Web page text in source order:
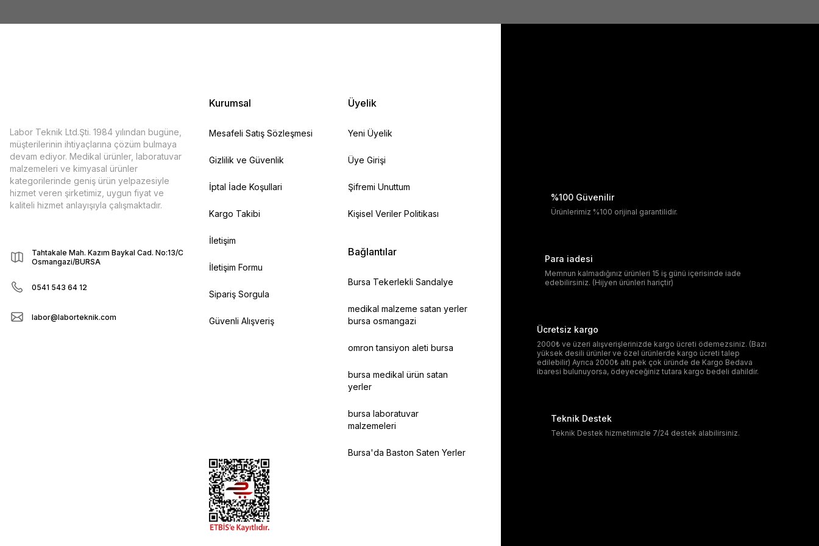
Labor Teknik Ltd.Şti. 1984 yılından bugüne,
müşterilerinin ihtiyaçlarına çözüm bulmaya
devam ediyor. Medikal ürünler, laboratuvar
malzemeleri ve kimyasal ürünler
kategorilerinde geniş ürün yelpazesiyle
hizmet veren şirketimiz, uygun fiyat ve
kaliteli hizmet anlayışıyla çalışmaktadır.
Tahtakale Mah. Kazım Baykal Cad. No:13/C
Osmangazi/BURSA
0541 543 64 12
labor@laborteknik.com
Kurumsal
Mesafeli Satış Sözleşmesi
Gizlilik ve Güvenlik
İptal İade Koşullari
Kargo Takibi
İletişim
İletişim Formu
Sipariş Sorgula
Güvenli Alışveriş
Üyelik
Yeni Üyelik
Üye Girişi
Şifremi Unuttum
Kişisel Veriler Politikası
Bağlantılar
Bursa Tekerlekli Sandalye
medikal malzeme satan yerler
bursa osmangazi
omron tansiyon aleti bursa
bursa medikal ürün satan
yerler
bursa laboratuvar
malzemeleri
Bursa'da Baston Saten Yerler
%100 Güvenilir
Ürünlerimiz %100 orijinal garantilidir.
Para iadesi
Memnun kalmadığınız ürünleri 15 iş günü içerisinde iade
edebilirsiniz. (Hijyen ürünleri hariçtir)
Ücretsiz kargo
2000₺ ve üzeri alışverişlerinizde kargo ücreti ödemezsiniz. (Bazı
yüksek desili ürünler ve özel ürünlerde kargo ücreti talep
edilebilir) Ayrıca 2000₺ altı pek çok üründe de Kargo Bedava
ibaresi bulunuyorsa, ödeyeceğiniz tutara kargo bedeli dahildir.
Teknik Destek
Teknik Destek hizmetimizle 7/24 destek alabilirsiniz.